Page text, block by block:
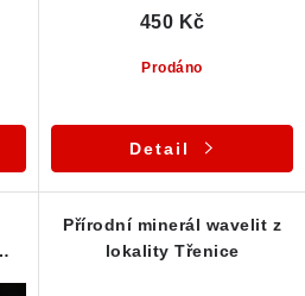
Prodáno
450 Kč
Detail
Přírodní minerál wavelit z
lokality Třenice